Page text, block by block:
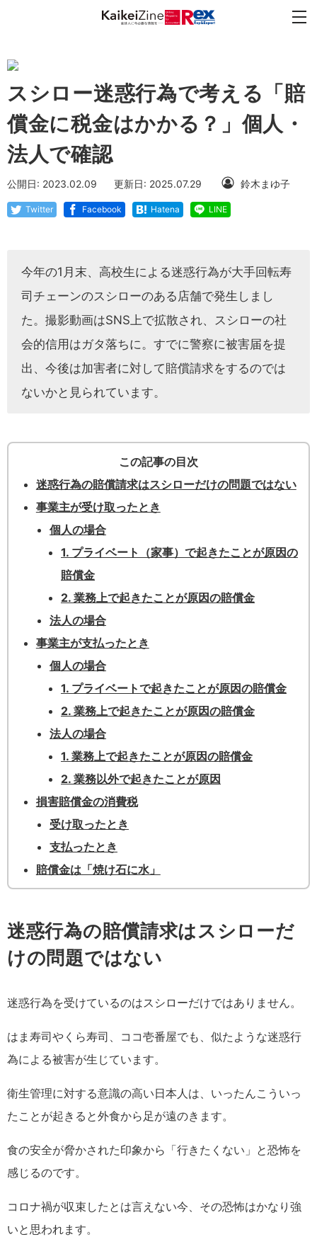
スシロー迷惑行為で考える「賠
償金に税金はかかる？」個人・
法人で確認
公開日: 2023.02.09 更新日: 2025.07.29 鈴木まゆ子
Twitter Facebook Hatena LINE
今年の1月末、高校生による迷惑行為が大手回転寿
司チェーンのスシローのある店舗で発生しまし
た。撮影動画はSNS上で拡散され、スシローの社
会的信用はガタ落ちに。すでに警察に被害届を提
出、今後は加害者に対して賠償請求をするのでは
ないかと見られています。
この記事の目次
迷惑行為の賠償請求はスシローだけの問題ではない
事業主が受け取ったとき
個人の場合
1. プライベート（家事）で起きたことが原因の
賠償金
2. 業務上で起きたことが原因の賠償金
法人の場合
事業主が支払ったとき
個人の場合
1. プライベートで起きたことが原因の賠償金
2. 業務上で起きたことが原因の賠償金
法人の場合
1. 業務上で起きたことが原因の賠償金
2. 業務以外で起きたことが原因
損害賠償金の消費税
受け取ったとき
支払ったとき
賠償金は「焼け石に水」
迷惑行為の賠償請求はスシローだ
けの問題ではない
迷惑行為を受けているのはスシローだけではありません。
はま寿司やくら寿司、ココ壱番屋でも、似たような迷惑行
為による被害が生じています。
衛生管理に対する意識の高い日本人は、いったんこういっ
たことが起きると外食から足が遠のきます。
食の安全が脅かされた印象から「行きたくない」と恐怖を
感じるのです。
コロナ禍が収束したとは言えない今、その恐怖はかなり強
いと思われます。